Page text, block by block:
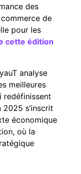
des
de
pour les
cette édition
analyse
meilleures
redéfinissent
2025 s’inscrit
économique
où la